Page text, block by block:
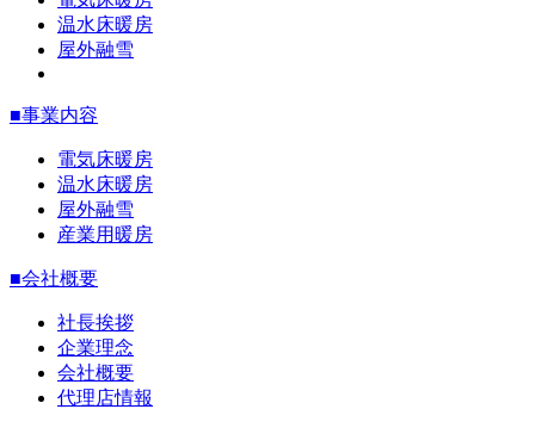
温水床暖房
屋外融雪
■事業内容
電気床暖房
温水床暖房
屋外融雪
産業用暖房
■会社概要
社長挨拶
企業理念
会社概要
代理店情報